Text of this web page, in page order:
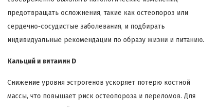
предотвращать осложнения, такие как остеопороз или
сердечно-сосудистые заболевания, и подбирать
индивидуальные рекомендации по образу жизни и питанию.
Кальций и витамин D
Снижение уровня эстрогенов ускоряет потерю костной
массы, что повышает риск остеопороза и переломов. Для